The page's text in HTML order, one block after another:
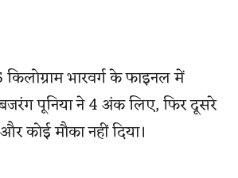
भारवर्ग के फाइनल में
पूनिया ने 4 अंक लिए, फिर दूसरे
कोई मौका नहीं दिया।